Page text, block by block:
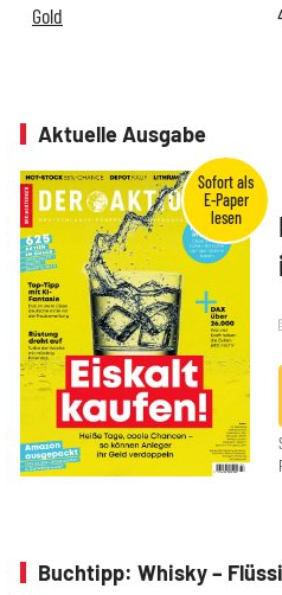
Gold
Aktuelle Ausgabe
Buchtipp: Whisky –